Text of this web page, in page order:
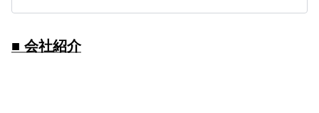
■ 会社紹介